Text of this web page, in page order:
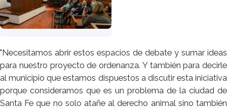
"Necesitamos abrir estos espacios de debate y sumar ideas
para nuestro proyecto de ordenanza. Y también para decirle
al municipio que estamos dispuestos a discutir esta iniciativa
porque consideramos que es un problema de la ciudad de
Santa Fe que no solo atañe al derecho animal sino también